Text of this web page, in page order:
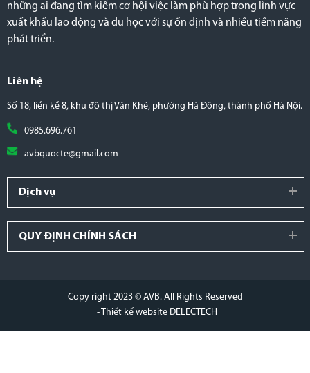
những ai đang tìm kiếm cơ hội việc làm phù hợp trong lĩnh vực
xuất khẩu lao động và du học với sự ổn định và nhiều tiềm năng
phát triển.
Liên hệ
Số 18, liền kề 8, khu đô thị Văn Khê, phường Hà Đông, thành phố Hà Nội.
0985.696.761
avbquocte@gmail.com
Dịch vụ
QUY ĐỊNH CHÍNH SÁCH
Copy right 2023 © AVB. All Rights Reserved
- Thiết kế website DELECTECH